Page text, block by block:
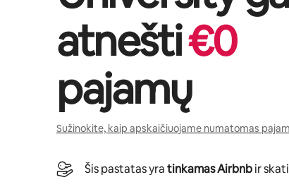
atnešti€0
pajamų
Sužinokite, kaip apskaičiuojame numatomas
Šis pastatas yratinkamas Airbnbir